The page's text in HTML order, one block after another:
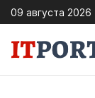
09 августа 2026